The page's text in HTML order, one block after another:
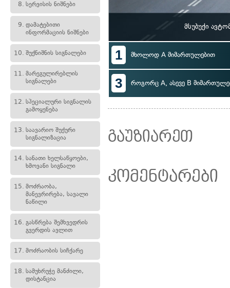
8. სერვისის ნიშნები
9. დამატებითი
ინფორმაციის ნიშნები
10. შუქნიშნის სიგნალები
11. მარეგულირებლის
სიგნალები
12. სპეციალური სიგნალის
გამოყენება
13. საავარიო შუქური
სიგნალიზაცია
14. სანათი ხელსაწყოები,
ხმოვანი სიგნალი
15. მოძრაობა,
მანევრირება, სავალი
ნაწილი
16. გასწრება შემხვედრის
გვერდის ავლით
17. მოძრაობის სიჩქარე
18. სამუხრუჭე მანძილი,
დისტანცია
მსუბუქი
1 მხოლოდ A მიმართულებით
3 როგორც A, ასევე B
გაუზიარეთ
კომენტარები